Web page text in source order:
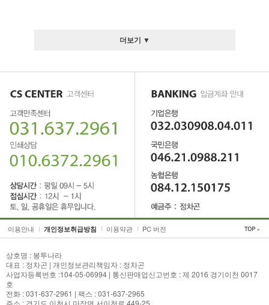
더보기 ▼
이용안내 개인정보취급방침 이용약관 PC 버전
상호명 : 봉투나라
대표 : 정차곤 | 개인정보관리책임자 : 정차곤
사업자등록번호 :104-05-06994 | 통신판매업신고번호 : 제 2016 경기이천 0017
호
전화 : 031-637-2961 | 팩스 : 031-637-2965
주소 : 경기도 이천시 마장면 서이천로 449-25